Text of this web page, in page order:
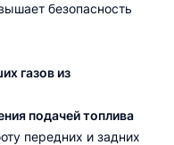
безопасность
газов из
подачей топлива
передних и задних